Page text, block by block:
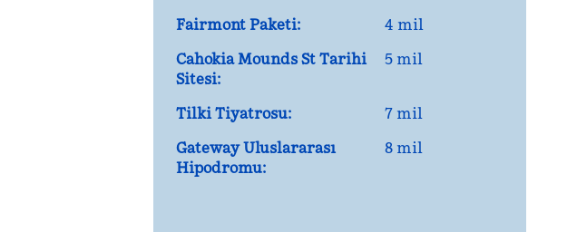
Fairmont Paketi:
4 mil
Cahokia Mounds St Tarihi
Sitesi:
5 mil
Tilki Tiyatrosu:
7 mil
Gateway Uluslararası
Hipodromu:
8 mil